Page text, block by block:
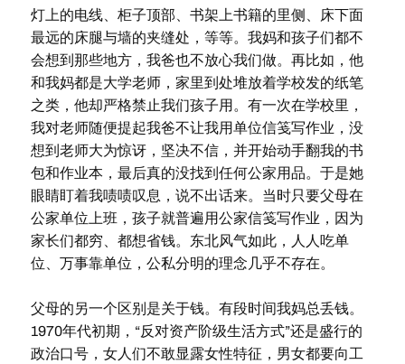
灯上的电线、柜子顶部、书架上书籍的里侧、床下面
最远的床腿与墙的夹缝处，等等。我妈和孩子们都不
会想到那些地方，我爸也不放心我们做。再比如，他
和我妈都是大学老师，家里到处堆放着学校发的纸笔
之类，他却严格禁止我们孩子用。有一次在学校里，
我对老师随便提起我爸不让我用单位信笺写作业，没
想到老师大为惊讶，坚决不信，并开始动手翻我的书
包和作业本，最后真的没找到任何公家用品。于是她
眼睛盯着我啧啧叹息，说不出话来。当时只要父母在
公家单位上班，孩子就普遍用公家信笺写作业，因为
家长们都穷、都想省钱。东北风气如此，人人吃单
位、万事靠单位，公私分明的理念几乎不存在。
父母的另一个区别是关于钱。有段时间我妈总丢钱。
1970年代初期，“反对资产阶级生活方式”还是盛行的
政治口号，女人们不敢显露女性特征，男女都要向工